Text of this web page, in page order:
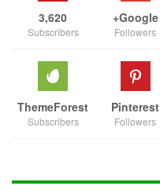
Google+
Followers
3,620
Subscribers
Pinterest
Followers
ThemeForest
Subscribers